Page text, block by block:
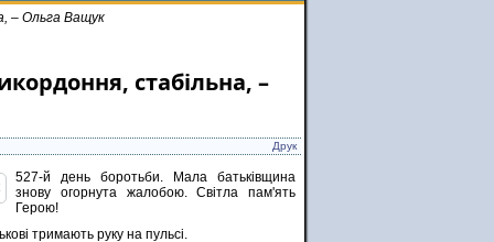
– Ольга Ващук
стабільна, –
Друк
527-й день боротьби. Мала батьківщина
знову огорнута жалобою. Світла пам'ять
Герою!
тримають руку на пульсі.